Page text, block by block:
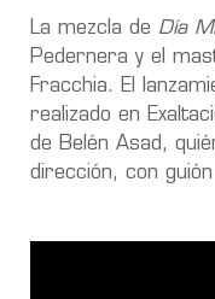
La mezcla de Día
Pedernera y el
Fracchia. El
realizado en
de Belén Asad,
dirección, con